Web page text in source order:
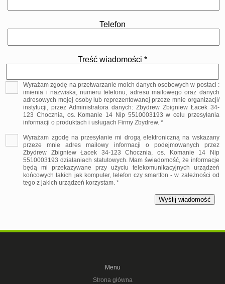
Telefon
Treść wiadomości *
Wyrażam zgodę na przetwarzanie moich danych osobowych w postaci :
imienia i nazwiska, numeru telefonu, adresu mailowego oraz danych
adresowych mojej osoby lub reprezentowanej przeze mnie organizacji/
instytucji, przez Administratora danych: Zbydrew Zbigniew Łacek 34-
123 Chocznia, os. Komanie 14 Nip 5510003193 w celu przesyłania
informacji o produktach i usługach Firmy Zbydrew. *
Wyrażam zgodę na przesyłanie mi drogą elektroniczną na wskazany
przeze mnie adres mailowy informacji o podejmowanych przez
Zbydrew Zbigniew Łacek 34-123 Chocznia, os. Komanie 14 Nip
5510003193 działaniach statutowych. Mam świadomość, że informacje
będą mi przekazywane przy użyciu telekomunikacyjnych urządzeń
końcowych takich jak komputer, telefon czy smartfon - w zależności od
tego z jakich urządzeń korzystam. *
Menu
Strona główna